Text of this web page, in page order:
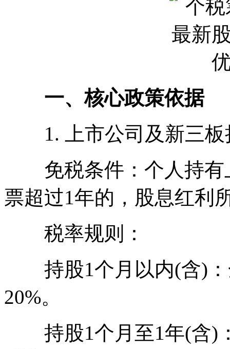
一、核心政策依据
1. 上市公司及新三板
免税条件：个人持有
票超过1年的，股息红利
税率规则：
持股1个月以内(含)：
20%。
持股1个月至1年(含)